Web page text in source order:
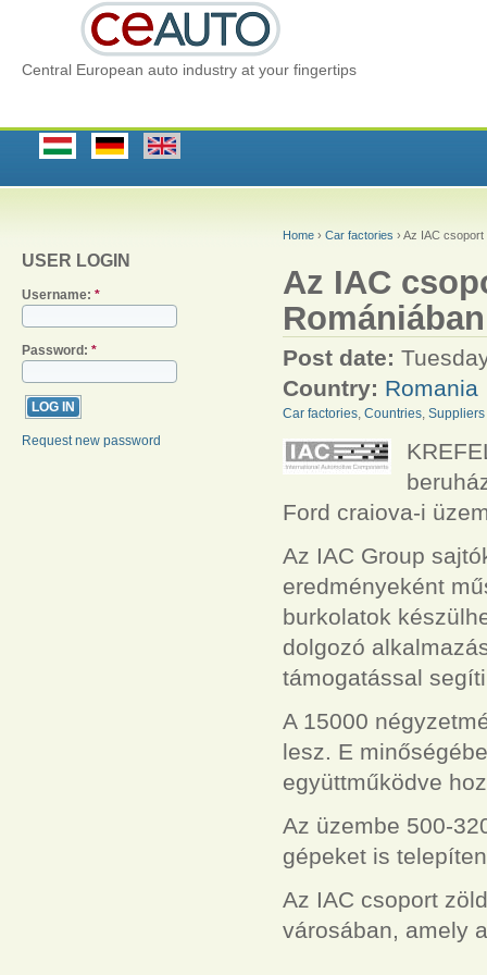
Central European auto industry at your fingertips
USER LOGIN
Username: *
Password: *
Request new password
Home › Car factories › Az IAC
Az IAC
Romániában
Post date:
Country: Romania
Car factories Countries Suppliers
Ford craiova-i
Az IAC Group
eredményeként
burkolatok
dolgozó
támogatással
A 15000
lesz. E
együttműködve
Az üzembe 500-
gépeket is
Az IAC csoport
városában, amely